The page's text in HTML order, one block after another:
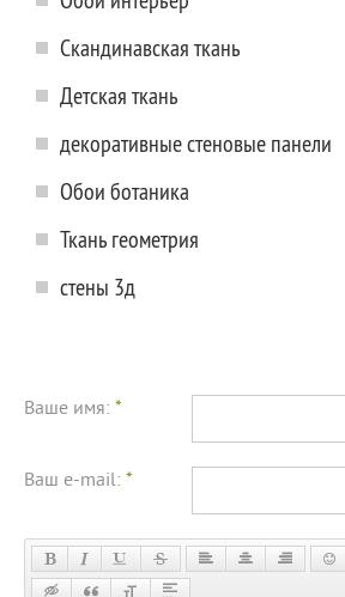
Скандинавская ткань
Детская ткань
декоративные стеновые панели
Обои ботаника
Ткань геометрия
стены 3д
Ваше имя: *
Ваш e-mail: *